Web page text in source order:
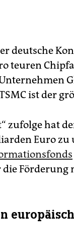
deutsche
teuren
ist der
zufolge hat
Euro zu
Förderung